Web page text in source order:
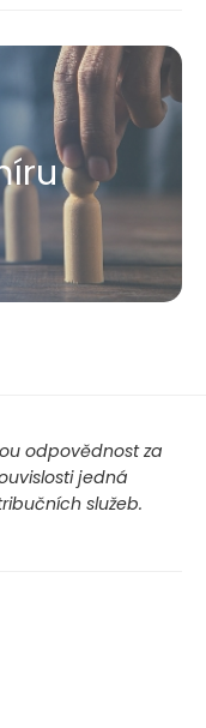
odpovědnost za
jedná
služeb.